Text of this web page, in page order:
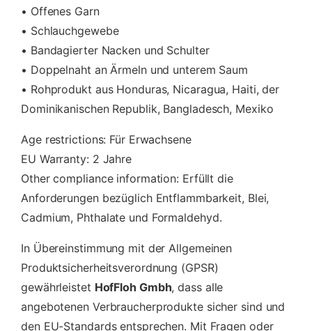
t
i
M
e
g
e
• Offenes Garn
• Schlauchgewebe
• Bandagierter Nacken und Schulter
• Doppelnaht an Ärmeln und unterem Saum
• Rohprodukt aus Honduras, Nicaragua, Haiti, der
Dominikanischen Republik, Bangladesch, Mexiko
Age restrictions: Für Erwachsene
EU Warranty: 2 Jahre
Other compliance information: Erfüllt die
Anforderungen bezüglich Entflammbarkeit, Blei,
Cadmium, Phthalate und Formaldehyd.
In Übereinstimmung mit der Allgemeinen
Produktsicherheitsverordnung (GPSR)
gewährleistet HofFloh Gmbh, dass alle
angebotenen Verbraucherprodukte sicher sind und
den EU-Standards entsprechen. Mit Fragen oder